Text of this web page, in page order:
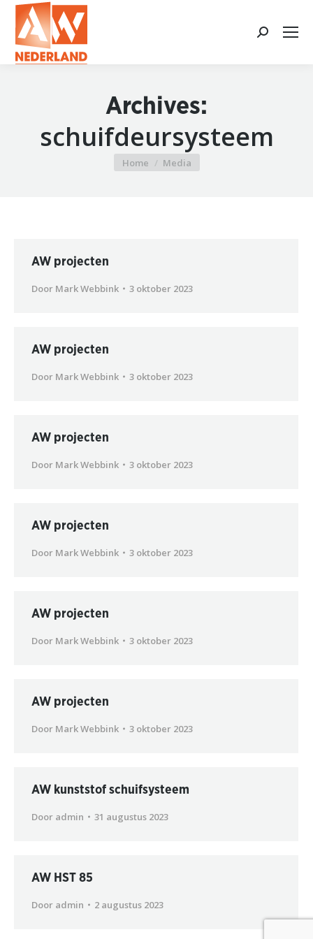
Search:
Archives:
schuifdeursysteem
Je bent hier:
Home Media
AW projecten
Door Mark Webbink 3 oktober 2023
AW projecten
Door Mark Webbink 3 oktober 2023
AW projecten
Door Mark Webbink 3 oktober 2023
AW projecten
Door Mark Webbink 3 oktober 2023
AW projecten
Door Mark Webbink 3 oktober 2023
AW projecten
Door Mark Webbink 3 oktober 2023
AW kunststof schuifsysteem
Door admin 31 augustus 2023
AW HST 85
Door admin 2 augustus 2023